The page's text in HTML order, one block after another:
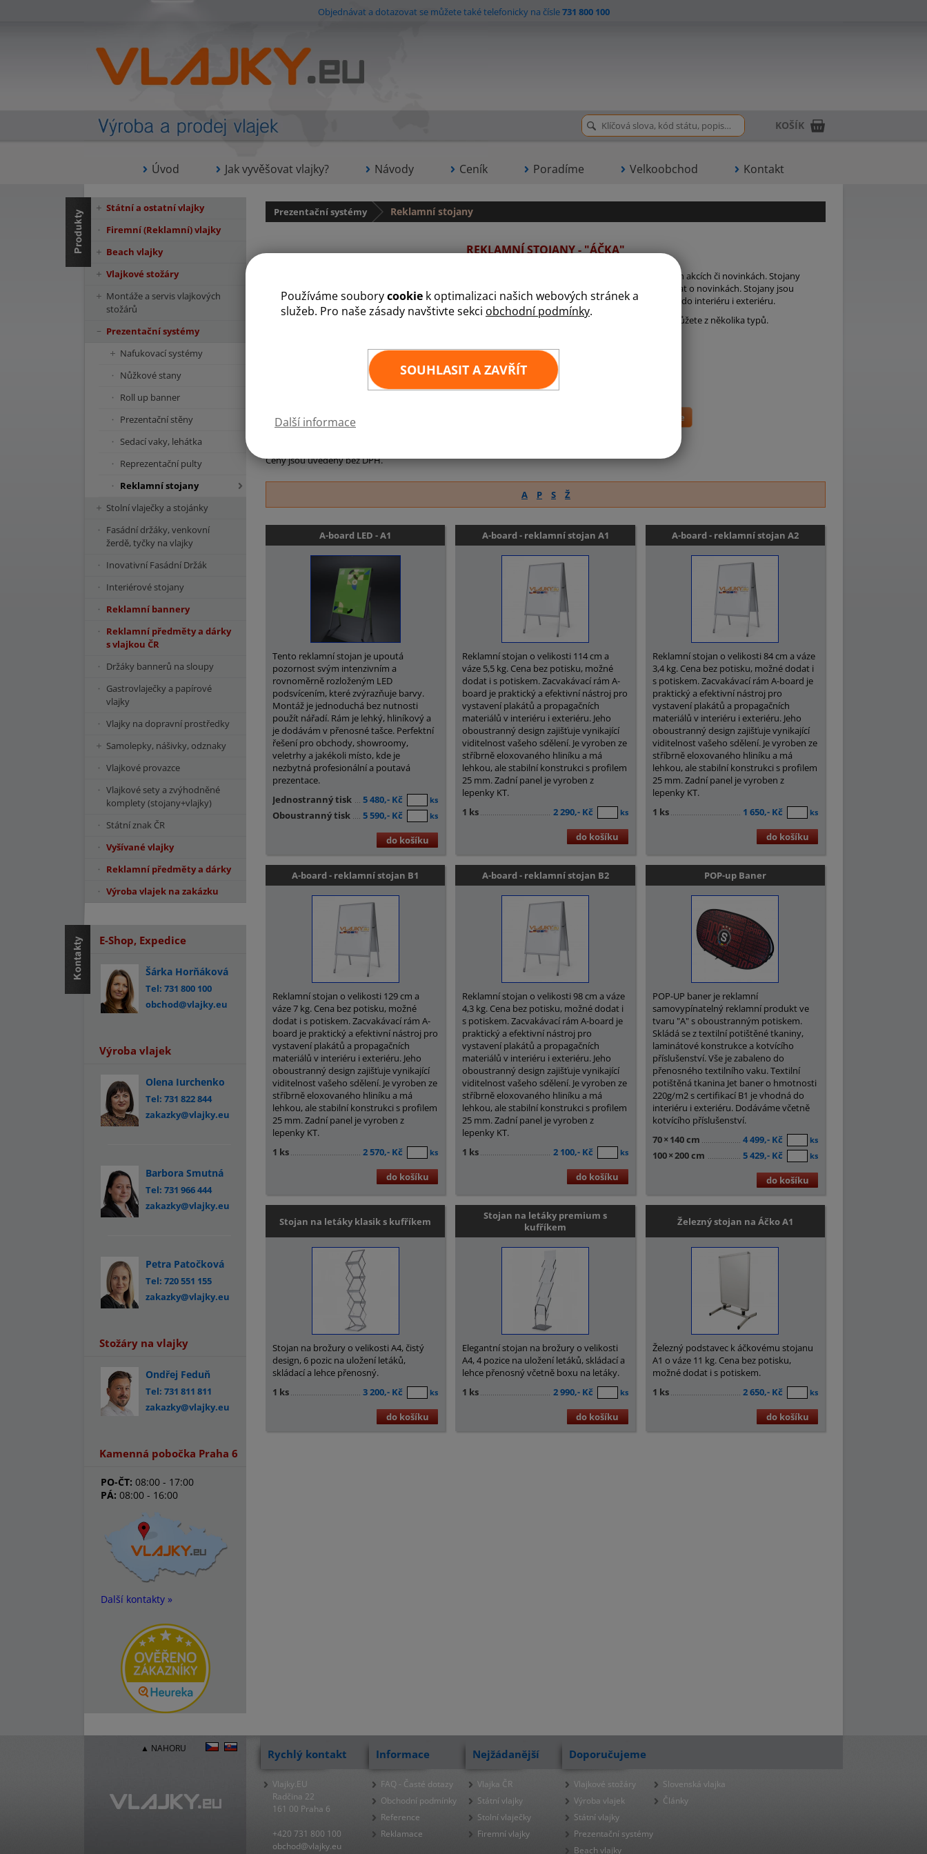
Používáme souborycookie k optimalizaci našich webových stránek a
služeb. Pro naše zásady navštivte sekci obchodní podmínky.
SOUHLASIT A ZAVŘÍT
Další informace
Objednávat a dotazovat se můžete také telefonicky na čísle731 800 100
Úvod Jak vyvěšovat vlajky? Návody Ceník Poradíme Velkoobchod Kontakt
KOŠÍK
Prezentační systémy Reklamní stojany
REKLAMNÍ STOJANY - "ÁČKA"
neboli tzn. Áčka jsou skvělou alternativou, jak informovat zákazníky o probíhajících akcích či novinkách. Stojany
nabízíme s tiskem prospektu i bez něj. Výměna letáku je rychlá a tak zákazníky můžete stále informovat o novinkách. Stojany jsou
vyrobeny z hliníkových profilů 25 mm a zadní strana je ocelová. Áčkové reklamní stojany jsou vhodné do interiéru i exteriéru.
stojany na letáky
, hodící se nejen na veletrhy, ale také do obchodů. Vybírat můžete z několika typů.
Aktuálně nabízené velikosti reklamních stojanů:
B2
Pro více kusů a nezávaznou cenovou nabídku nás kontaktujte
Ceny jsou uvedeny bez DPH.
A P S Ž
A-board LED - A1
Tento reklamní stojan je upoutá
pozornost svým intenzivním a
rovnoměrně rozloženým LED
podsvícením, které zvýrazňuje barvy.
Montáž je jednoduchá bez nutnosti
použít nářadí. Rám je lehký, hliníkový a
je dodávám v přenosné tašce. Perfektní
řešení pro obchody, showroomy,
veletrhy a jakékoli místo, kde je
nezbytná profesionální a poutavá
prezentace.
Jednostranný tisk
5 480,- Kč ks
Oboustranný tisk 5 590,- Kč ks
do košíku
A-board - reklamní stojan A1
Reklamní stojan o velikosti 114 cm a
váze 5,5 kg. Cena bez potisku, možné
dodat i s potiskem. Zacvakávací rám A-
board je praktický a efektivní nástroj pro
vystavení plakátů a propagačních
materiálů v interiéru i exteriéru. Jeho
oboustranný design zajišťuje vynikající
viditelnost vašeho sdělení. Je vyroben ze
stříbrně eloxovaného hliníku a má
lehkou, ale stabilní konstrukci s profilem
25 mm. Zadní panel je vyroben z
lepenky KT.
1 ks
2 290,- Kč ks
do košíku
A-board - reklamní stojan A2
Reklamní stojan o velikosti 84 cm a váze
3,4 kg. Cena bez potisku, možné dodat i
s potiskem. Zacvakávací rám A-board je
praktický a efektivní nástroj pro
vystavení plakátů a propagačních
materiálů v interiéru i exteriéru. Jeho
oboustranný design zajišťuje vynikající
viditelnost vašeho sdělení. Je vyroben ze
stříbrně eloxovaného hliníku a má
lehkou, ale stabilní konstrukci s profilem
25 mm. Zadní panel je vyroben z
lepenky KT.
1 ks
1 650,- Kč ks
do košíku
A-board - reklamní stojan B1
Reklamní stojan o velikosti 129 cm a
váze 7 kg. Cena bez potisku, možné
dodat i s potiskem. Zacvakávací rám A-
board je praktický a efektivní nástroj pro
vystavení plakátů a propagačních
materiálů v interiéru i exteriéru. Jeho
oboustranný design zajišťuje vynikající
viditelnost vašeho sdělení. Je vyroben ze
stříbrně eloxovaného hliníku a má
lehkou, ale stabilní konstrukci s profilem
25 mm. Zadní panel je vyroben z
lepenky KT.
1 ks
2 570,- Kč ks
do košíku
A-board - reklamní stojan B2
Reklamní stojan o velikosti 98 cm a váze
4,3 kg. Cena bez potisku, možné dodat i
s potiskem. Zacvakávací rám A-board je
praktický a efektivní nástroj pro
vystavení plakátů a propagačních
materiálů v interiéru i exteriéru. Jeho
oboustranný design zajišťuje vynikající
viditelnost vašeho sdělení. Je vyroben ze
stříbrně eloxovaného hliníku a má
lehkou, ale stabilní konstrukci s profilem
25 mm. Zadní panel je vyroben z
lepenky KT.
1 ks
2 100,- Kč ks
do košíku
POP-up Baner
POP-UP baner je reklamní
samovypínatelný reklamní produkt ve
tvaru "A" s oboustranným potiskem.
Skládá se z textilní potištěné tkaniny,
laminátové konstrukce a kotvícího
příslušenství. Vše je zabaleno do
přenosného textilního vaku. Textilní
potištěná tkanina Jet baner o hmotnosti
220g/m2 s certifikací B1 je vhodná do
interiéru i exteriéru. Dodáváme včetně
kotvícího příslušenství.
70× 140 cm 4 499,- Kč ks
100×200 cm 5 429,- Kč ks
do košíku
Stojan na letáky klasik s kufříkem
Stojan na brožury o velikosti A4, čistý
design, 6 pozic na uložení letáků,
skládací a lehce přenosný.
1 ks
3 200,- Kč ks
do košíku
Stojan na letáky premium s
kufříkem
Elegantní stojan na brožury o velikosti
A4, 4 pozice na uložení letáků, skládací a
lehce přenosný včetně boxu na letáky.
1 ks
2 990,- Kč ks
do košíku
Železný stojan na Áčko A1
Železný podstavec k áčkovému stojanu
A1 o váze 11 kg. Cena bez potisku,
možné dodat i s potiskem.
1 ks
2 650,- Kč ks
do košíku
Státní a ostatní vlajky
Firemní (Reklamní) vlajky
Beach vlajky
Vlajkové stožáry
Montáže a servis vlajkových
stožárů
Prezentační systémy
Nafukovací systémy
Nůžkové stany
Roll up banner
Prezentační stěny
Sedací vaky, lehátka
Reprezentační pulty
Reklamní stojany
Stolní vlaječky a stojánky
Fasádní držáky, venkovní
žerdě, tyčky na vlajky
Inovativní Fasádní Držák
Interiérové stojany
Reklamní bannery
Reklamní předměty a dárky
s vlajkou ČR
Držáky bannerů na sloupy
Gastrovlaječky a papírové
vlajky
Vlajky na dopravní prostředky
Samolepky, nášivky, odznaky
Vlajkové provazce
Vlajkové sety a zvýhodněné
komplety (stojany+vlajky)
Státní znak ČR
Vyšívané vlajky
Reklamní předměty a dárky
Výroba vlajek na zakázku
E-Shop, Expedice
Šárka Horňáková
Tel: 731 800 100
obchod@vlajky.eu
Výroba vlajek
Olena Iurchenko
Tel: 731 822 844
zakazky@vlajky.eu
Barbora Smutná
Tel: 731 966 444
zakazky@vlajky.eu
Petra Patočková
Tel: 720 551 155
zakazky@vlajky.eu
Stožáry na vlajky
Ondřej Feduň
Tel: 731 811 811
zakazky@vlajky.eu
Kamenná pobočka Praha 6
PO-ČT: 08:00 - 17:00
PÁ: 08:00 - 16:00
Další kontakty »
▲ NAHORU Rychlý kontakt
Vlajky.EU
Radčina 22
161 00 Praha 6
+420 731 800 100
obchod@vlajky.eu
Informace
FAQ - Časté dotazy
Obchodní podmínky
Reference
Reklamace
Nejžádanější
Vlajka ČR
Státní vlajky
Stolní vlaječky
Firemní vlajky
Doporučujeme
Vlajkové stožáry
Výroba vlajek
Státní vlajky
Prezentační systémy
Beach vlajky
Slovenská vlajka
Články